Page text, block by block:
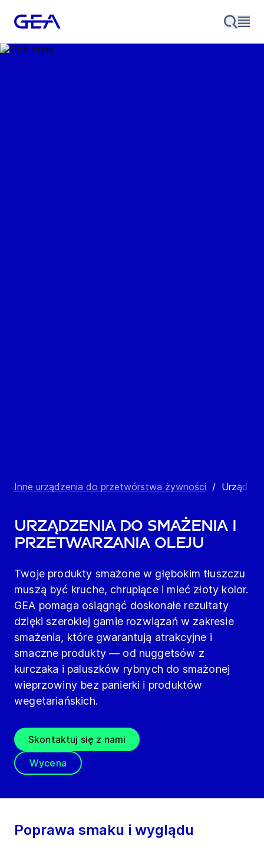
Inne urządzenia do przetwórstwa żywności /
Urządzenia do smażenia i
przetwarzania oleju
Twoje produkty smażone w głębokim tłuszczu
muszą być kruche, chrupiące i mieć złoty kolor.
GEA pomaga osiągnąć doskonałe rezultaty
dzięki szerokiej gamie rozwiązań w zakresie
smażenia, które gwarantują atrakcyjne i
smaczne produkty — od nuggetsów z
kurczaka i paluszków rybnych do smażonej
wieprzowiny bez panierki i produktów
wegetariańskich.
Skontaktuj się z nami
Wycena
Poprawa smaku i wyglądu